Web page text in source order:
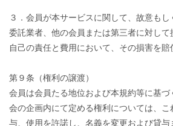
３．会員が本サービスに関して、故意もし
委託業者、他の会員または第三者に対して
自己の責任と費用において、その損害を賠
第９条（権利の譲渡）
会員は会員たる地位および本規約等に基
会の企画内にて定める権利については、
与、使用を許諾し、名義を変更および貸与